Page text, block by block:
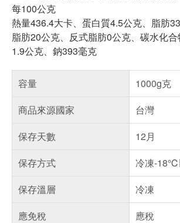
每100公克
熱量436.4大卡、蛋白質4.5公克、脂肪
脂肪20公克、反式脂肪0公克、碳水化
1.9公克、鈉393毫克
容量
1000g克
商品來源國家
台灣
保存天數
12月
保存方式
冷凍-18℃
保存溫層
冷凍
應免稅
應稅